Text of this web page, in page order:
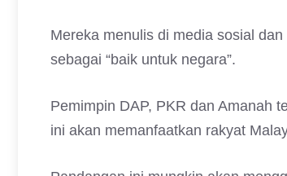
Mereka menulis di media sosial
sebagai “baik untuk negara”.
Pemimpin DAP, PKR dan Amanah
ini akan memanfaatkan rakyat